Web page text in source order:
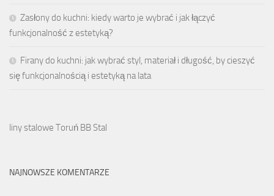
Zasłony do kuchni: kiedy warto je wybrać i jak łączyć
funkcjonalność z estetyką?
Firany do kuchni: jak wybrać styl, materiał i długość, by cieszyć
się funkcjonalnością i estetyką na lata
liny stalowe Toruń BB Stal
NAJNOWSZE KOMENTARZE